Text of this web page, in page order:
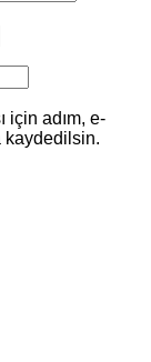
için adım, e-
kaydedilsin.